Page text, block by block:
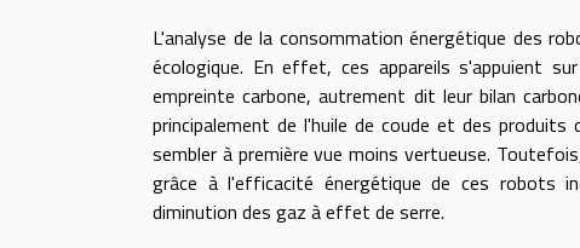
L'analyse de la consommation énergétique des
écologique. En effet, ces appareils s'appuient
empreinte carbone, autrement dit leur bilan
principalement de l'huile de coude et des
sembler à première vue moins vertueuse.
grâce à l'efficacité énergétique de ces robots
diminution des gaz à effet de serre.